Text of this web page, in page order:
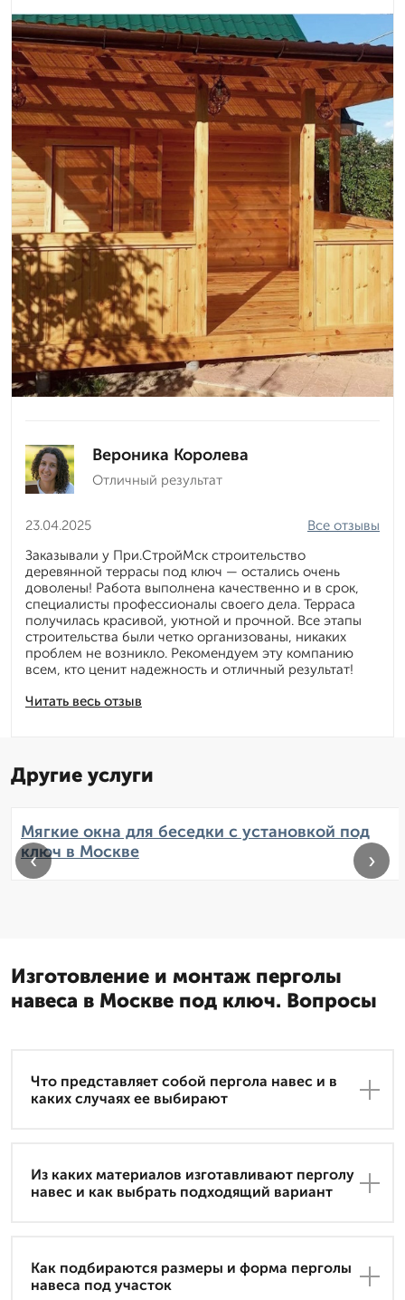
Вероника Королева
Отличный результат
23.04.2025
Читать весь отзыв
Все отзывы
Заказывали у При.СтройМск строительство
деревянной террасы под ключ — остались очень
доволены! Работа выполнена качественно и в срок,
специалисты профессионалы своего дела. Терраса
получилась красивой, уютной и прочной. Все этапы
строительства были четко организованы, никаких
проблем не возникло. Рекомендуем эту компанию
всем, кто ценит надежность и отличный результат!
Другие услуги
Мягкие окна для беседки с установкой под
ключ в Москве
‹ ›
Изготовление и монтаж перголы
навеса в Москве под ключ. Вопросы
Что представляет собой пергола навес и в
каких случаях ее выбирают
Из каких материалов изготавливают перголу
навес и как выбрать подходящий вариант
Как подбираются размеры и форма перголы
навеса под участок